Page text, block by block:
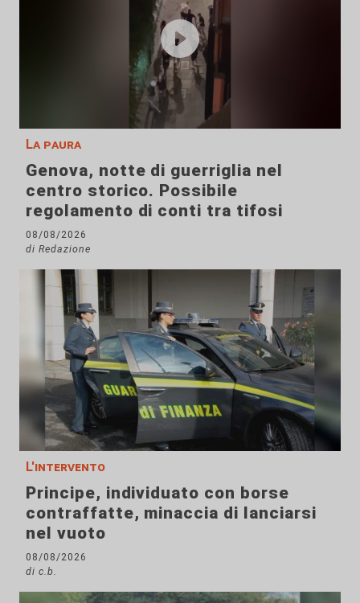
La paura
Genova, notte di guerriglia nel
centro storico. Possibile
regolamento di conti tra tifosi
08/08/2026
di Redazione
L'intervento
Principe, individuato con borse
contraffatte, minaccia di lanciarsi
nel vuoto
08/08/2026
di c.b.